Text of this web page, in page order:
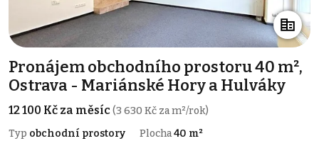
Pronájem obchodního prostoru 40 m²,
Ostrava - Mariánské Hory a Hulváky
12 100 Kč za měsíc(3 630 Kč za m²/rok)
Typ obchodní prostory Plocha40 m²